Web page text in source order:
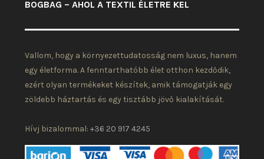
BOGBAG – AHOL A TEXTIL ÉLETRE KEL
Vallom, hogy a környezettudatosság nem luxus, hanem
egy életforma. A fenntarthatóbb élet otthon kezdődik,
ezért olyan termékeket készítek, amik támogatják egy
zöldebb háztartás és egy tisztább jövő kialakítását.
Hívj bizalommal:+36 20 917 4245